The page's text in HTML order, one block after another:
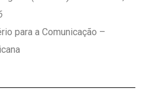
para a Comunicação –